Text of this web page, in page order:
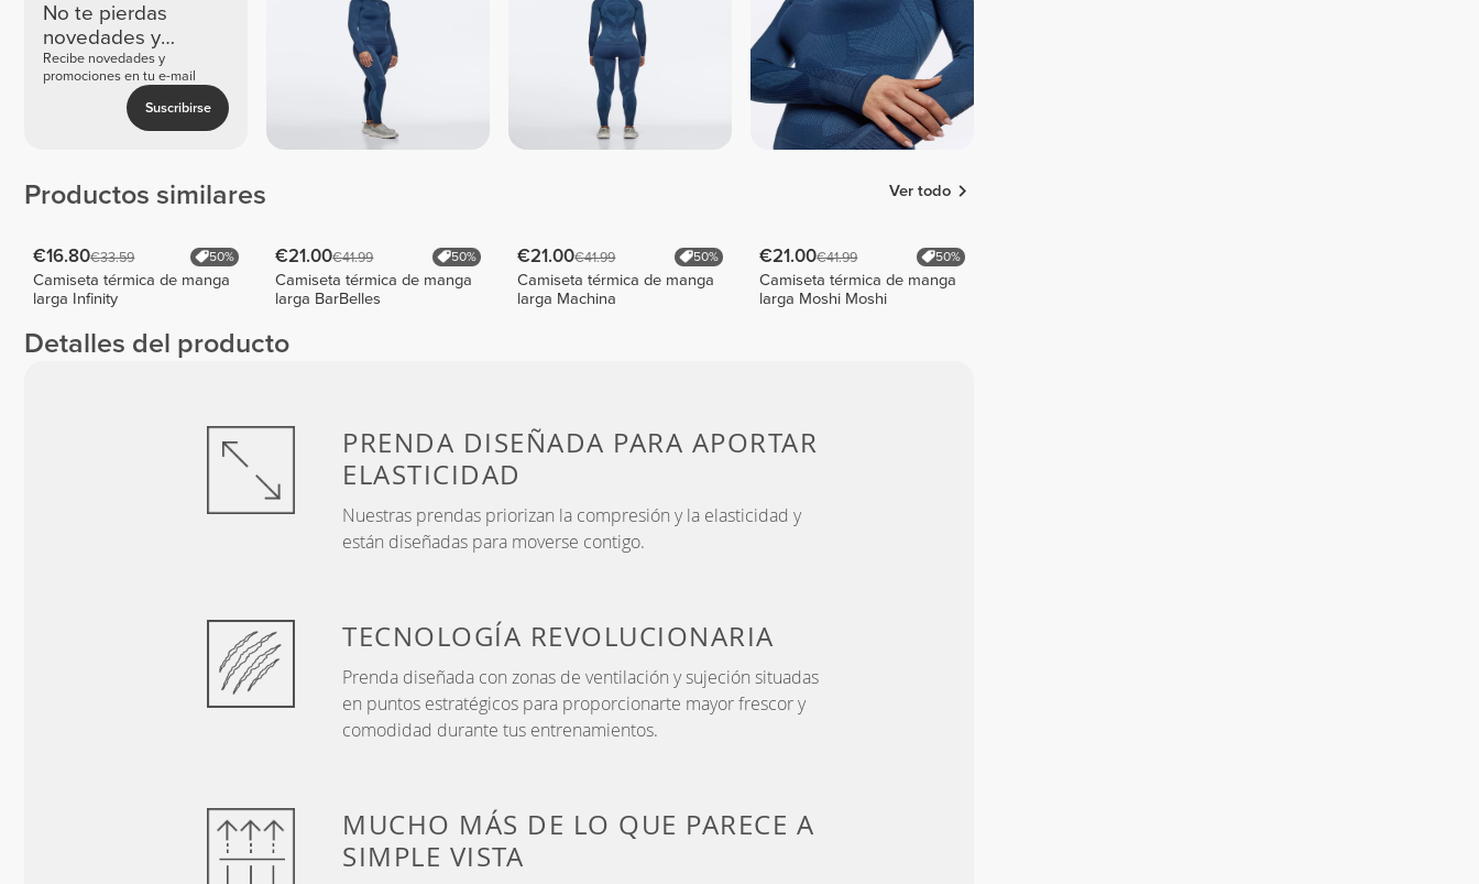
No te pierdas
novedades y
ofertas exclusivas
Recibe novedades y
promociones en tu e-mail
Suscribirse
Productos similares Ver todo
€16.80€33.59 50%
Camiseta térmica de manga
larga Infinity
€21.00€41.99 50%
Camiseta térmica de manga
larga BarBelles
€21.00€41.99 50%
Camiseta térmica de manga
larga Machina
€21.00€41.99 50%
Camiseta térmica de manga
larga Moshi Moshi
Detalles del producto
PRENDA DISEÑADA PARA APORTAR
ELASTICIDAD
Nuestras prendas priorizan la compresión y la elasticidad y
están diseñadas para moverse contigo.
TECNOLOGÍA REVOLUCIONARIA
Prenda diseñada con zonas de ventilación y sujeción situadas
en puntos estratégicos para proporcionarte mayor frescor y
comodidad durante tus entrenamientos.
MUCHO MÁS DE LO QUE PARECE A
SIMPLE VISTA